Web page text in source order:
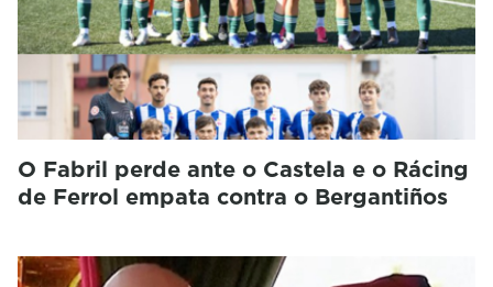
O Fabril perde ante o Castela e o Rácing
de Ferrol empata contra o Bergantiños